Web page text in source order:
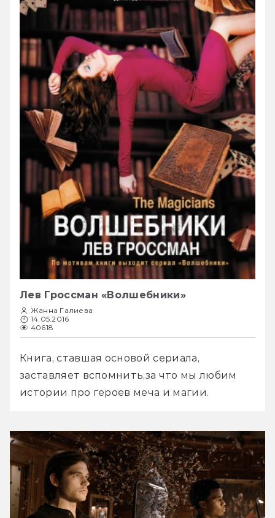
Лев Гроссман «Волшебники»
Жанна Галиева
14.05.2016
40618
Книга, ставшая основой сериала,
заставляет вспомнить,за что мы любим